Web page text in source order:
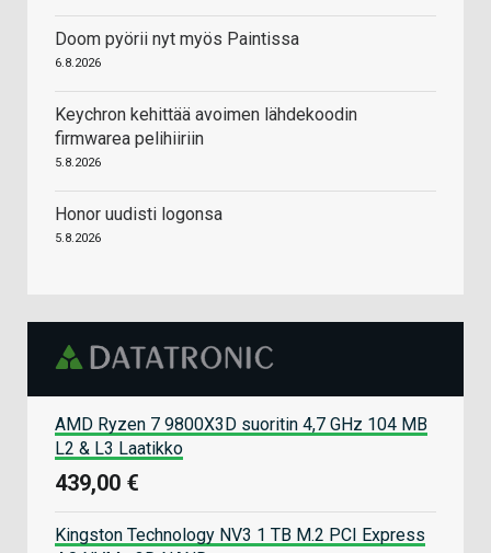
Doom pyörii nyt myös Paintissa
6.8.2026
Keychron kehittää avoimen lähdekoodin
firmwarea pelihiiriin
5.8.2026
Honor uudisti logonsa
5.8.2026
AMD Ryzen 7 9800X3D suoritin 4,7 GHz 104 MB
L2 & L3 Laatikko
439,00 €
Kingston Technology NV3 1 TB M.2 PCI Express